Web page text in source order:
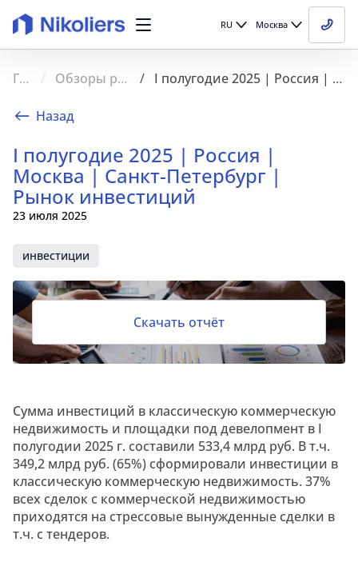
RU Москва
Главная Обзоры рынка недвижимости I полугодие 2025 | Россия | Москва | Санкт-Петербург | Рынок инвестиций
Назад
I полугодие 2025 | Россия |
Москва | Санкт-Петербург |
Рынок инвестиций
23 июля 2025
инвестиции
Скачать отчёт
Сумма инвестиций в классическую коммерческую
недвижимость и площадки под девелопмент в I
полугодии 2025 г. составили 533,4 млрд руб. В т.ч.
349,2 млрд руб. (65%) сформировали инвестиции в
классическую коммерческую недвижимость. 37%
всех сделок с коммерческой недвижимостью
приходятся на стрессовые вынужденные сделки в
т.ч. с тендеров.